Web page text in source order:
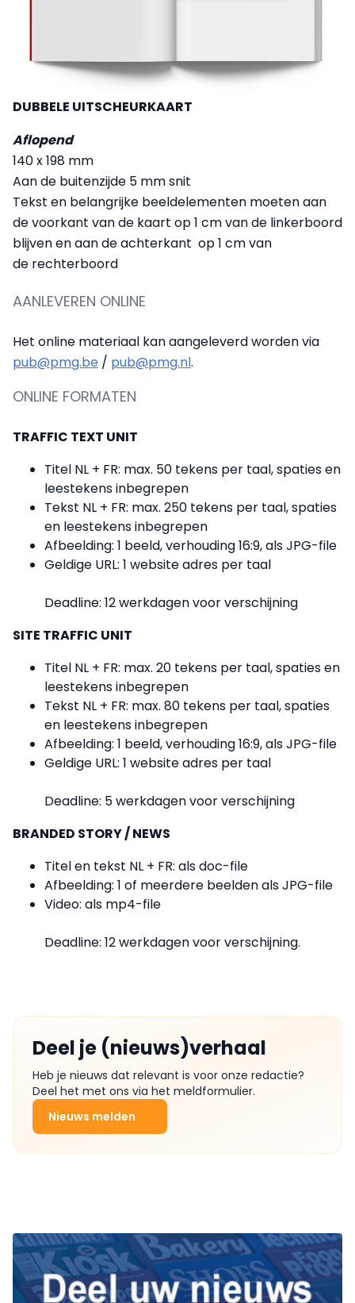
DUBBELE UITSCHEURKAART
Aflopend
140 x 198 mm
Aan de buitenzijde 5 mm snit
Tekst en belangrijke beeldelementen moeten aan
de voorkant van de kaart op 1 cm van de linkerboord
blijven en aan de achterkant op 1 cm van
de rechterboord
AANLEVEREN ONLINE
Het online materiaal kan aangeleverd worden via
pub@pmg.be / pub@pmg.nl.
ONLINE FORMATEN
TRAFFIC TEXT UNIT
Titel NL + FR: max. 50 tekens per taal, spaties en
leestekens inbegrepen
Tekst NL + FR: max. 250 tekens per taal, spaties
en leestekens inbegrepen
Afbeelding: 1 beeld, verhouding 16:9, als JPG-file
Geldige URL: 1 website adres per taal
Deadline: 12 werkdagen voor verschijning
SITE TRAFFIC UNIT
Titel NL + FR: max. 20 tekens per taal, spaties en
leestekens inbegrepen
Tekst NL + FR: max. 80 tekens per taal, spaties
en leestekens inbegrepen
Afbeelding: 1 beeld, verhouding 16:9, als JPG-file
Geldige URL: 1 website adres per taal
Deadline: 5 werkdagen voor verschijning
BRANDED STORY / NEWS
Titel en tekst NL + FR: als doc-file
Afbeelding: 1 of meerdere beelden als JPG-file
Video: als mp4-file
Deadline: 12 werkdagen voor verschijning.
Deel je (nieuws)verhaal
Heb je nieuws dat relevant is voor onze redactie?
Deel het met ons via het meldformulier.
Nieuws melden